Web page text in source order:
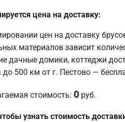
цена на доставку:
цен на доставку
материалов зависит
дачные домики, коттеджи
500 км от г. Пестово —
стоимость: 0 руб.
узнать стоимость